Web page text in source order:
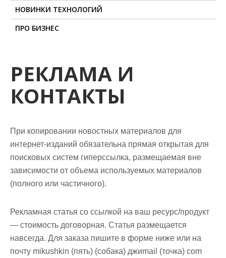
НОВИНКИ ТЕХНОЛОГИЙ
ПРО БИЗНЕС
РЕКЛАМА И
КОНТАКТЫ
При копировании новостных материалов для
интернет-изданий обязательна прямая открытая для
поисковых систем гиперссылка, размещаемая вне
зависимости от объема используемых материалов
(полного или частичного).
Рекламная статья со ссылкой на ваш ресурс/продукт
— стоимость договорная. Статья размещается
навсегда. Для заказа пишите в форме ниже или на
почту mikushkin (пять) (собака) джиmail (точка) com